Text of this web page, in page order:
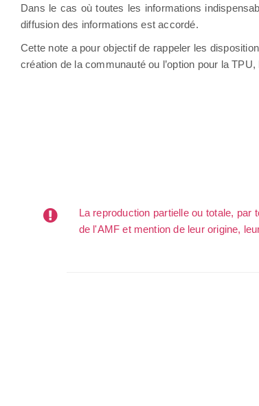
Dans le cas où toutes les informations
diffusion des informations est accordé.
Cette note a pour objectif de rappeler les
création de la communauté ou l’option pour la
La reproduction partielle ou totale,
de l'AMF et mention de leur origine,